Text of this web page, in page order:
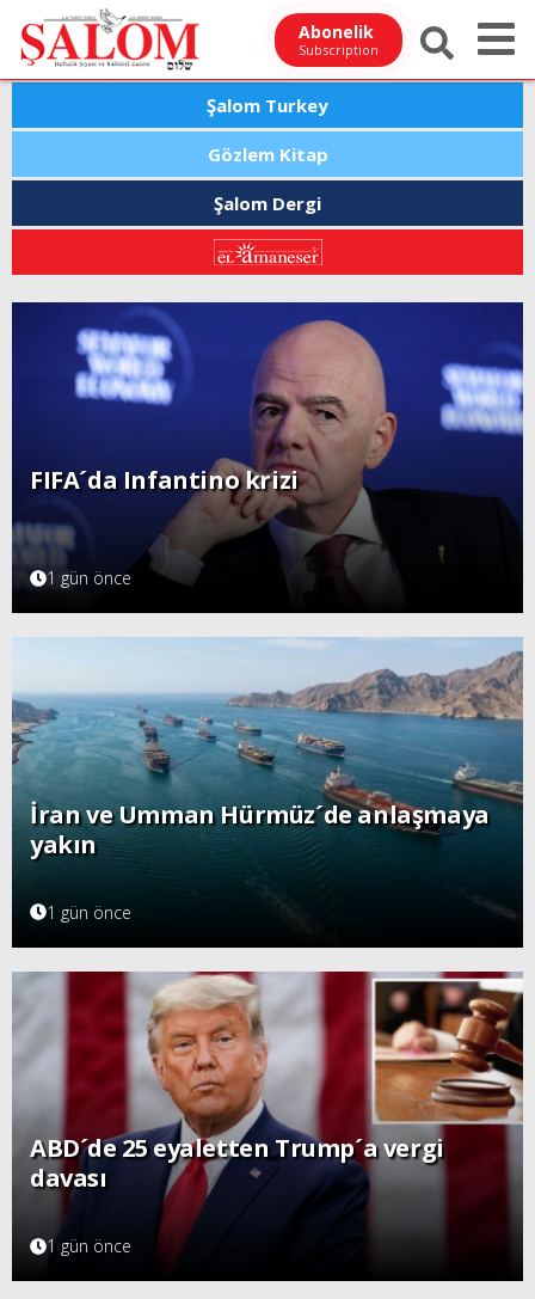
Abonelik
Subscription
Şalom Turkey
Gözlem Kitap
Şalom Dergi
FIFA´da Infantino krizi
1 gün önce
İran ve Umman Hürmüz´de anlaşmaya
yakın
1 gün önce
ABD´de 25 eyaletten Trump´a vergi
davası
1 gün önce